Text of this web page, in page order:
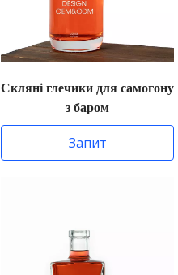
Скляні глечики для самогону
з баром
Запит